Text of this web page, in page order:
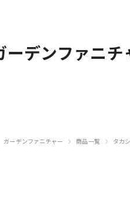
デンファニチ
ガーデンファニチャー › 商品一覧 › タカ